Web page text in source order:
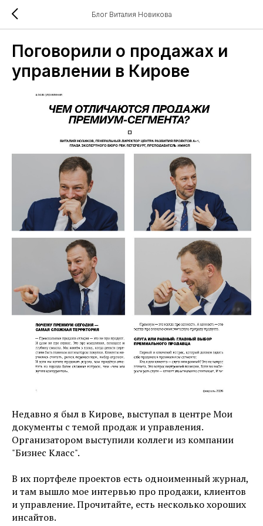
Блог Виталия Новикова
Поговорили о продажах и
управлении в Кирове
Недавно я был в Кирове, выступал в центре Мои
документы с темой продаж и управления.
Организатором выступили коллеги из компании
"Бизнес Класс".
В их портфеле проектов есть одноименный журнал,
и там вышло мое интервью про продажи, клиентов
и управление. Прочитайте, есть несколько хороших
инсайтов.